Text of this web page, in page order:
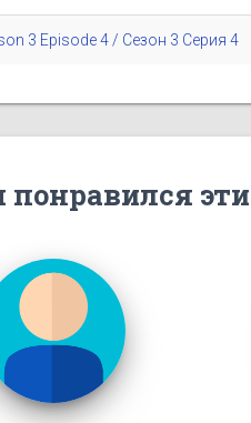
3 Episode 4 / Сезон 3 Серия 4